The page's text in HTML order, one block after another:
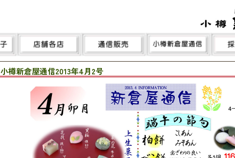
小樽新倉屋通信2013年4月2号